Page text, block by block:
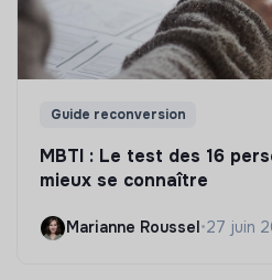
Guide reconversion
MBTI : Le test des 16
mieux se connaître
Marianne Roussel •27 juin